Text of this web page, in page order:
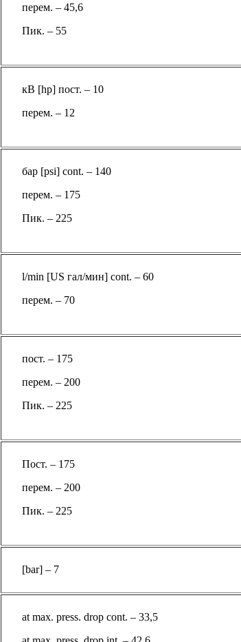
перем. – 45,6
Пик. – 55
кВ [hp] пост. – 10
перем. – 12
бар [psi] cont. – 140
перем. – 175
Пик. – 225
l/min [US гал/мин] cont. – 60
перем. – 70
пост. – 175
перем. – 200
Пик. – 225
Пост. – 175
перем. – 200
Пик. – 225
[bar] – 7
at max. press. drop cont. – 33,5